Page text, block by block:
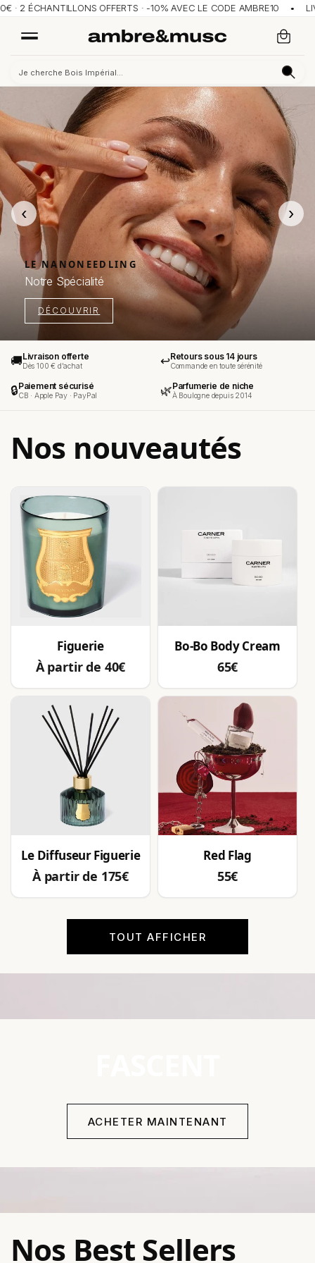
OFFERTS · -10% AVEC LE CODE AMBRE10 •
LE NANONEEDLING
Notre Spécialité
DÉCOUVRIR
‹ ›
🚚Livraison offerte
Dès 100 € d'achat ↩️Retours sous 14 jours
Commande en toute sérénité
🔒Paiement sécurisé
CB · Apple Pay · PayPal 🌿Parfumerie de niche
À Boulogne depuis 2014
Nos nouveautés
Figuerie
Prix
habituel
À partir de 40€
Bo-Bo Body Cream
Prix
habituel
65€
Le Diffuseur Figuerie
Prix
habituel
À partir de 175€
Red Flag
Prix
habituel
55€
TOUT AFFICHER
ACHETER MAINTENANT
Nos Best Sellers